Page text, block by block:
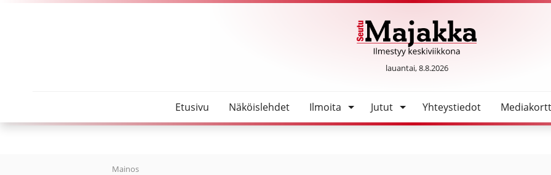
SeutuMajakka
lauantai, 8.8.2026
Etusivu Näköislehdet Ilmoita Jutut Yhteystiedot
Mainos